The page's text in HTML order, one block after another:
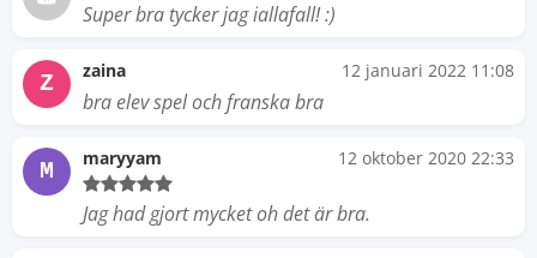
Super bra tycker jag iallafall! :)
Z zaina 12 januari 2022 11:08
bra elev spel och franska bra
M maryyam 12 oktober 2020 22:33
Jag had gjort mycket oh det är bra.